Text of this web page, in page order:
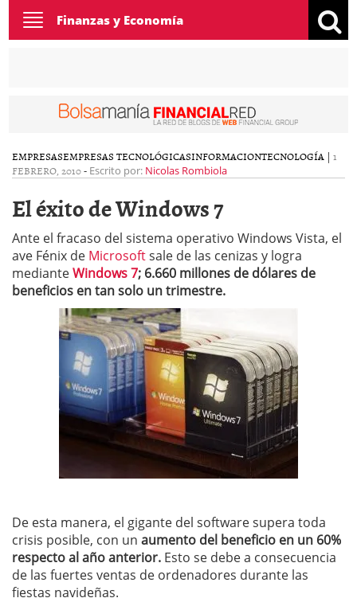
Toggle
navigation
Finanzas y Economía
EMPRESASEMPRESAS TECNOLÓGICASINFORMACIONTECNOLOGÍA | 1
FEBRERO, 2010- Escrito por: Nicolas Rombiola
El éxito de Windows 7
Ante el fracaso del sistema operativo Windows Vista, el
ave Fénix de Microsoftsale de las cenizas y logra
medianteWindows 7; 6.660 millones de dólares de
beneficios en tan solo un trimestre.
De esta manera, el gigante del software supera toda
crisis posible, con un aumento del beneficio en un 60%
respecto al año anterior. Esto se debe a consecuencia
de las fuertes ventas de ordenadores durante las
fiestas navideñas.